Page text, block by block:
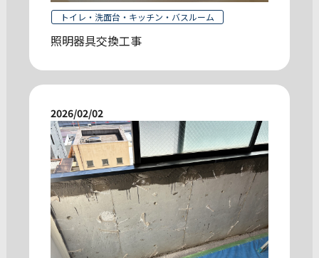
トイレ・洗面台・キッチン・バスルーム
照明器具交換工事
2026/02/02